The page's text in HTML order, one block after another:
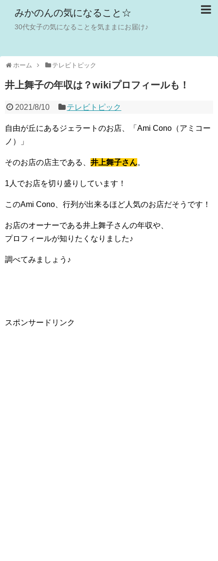
みかのんの気になること☆
30代女子の気になることを気ままにお届け♪
ホーム テレビトピック
井上舞子の年収は？wikiプロフィールも！
2021/8/10 テレビトピック
自由が丘にあるジェラートのお店、「Ami Cono（アミコー
ノ）」
そのお店の店主である、 井上舞子さん。
1人でお店を切り盛りしています！
このAmi Cono、行列が出来るほど人気のお店だそうです！
お店のオーナーである井上舞子さんの年収や、
プロフィールが知りたくなりました♪
調べてみましょう♪
スポンサードリンク